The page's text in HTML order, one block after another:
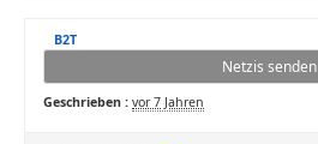
B2T
Netzis senden
Geschrieben : vor 7 Jahren